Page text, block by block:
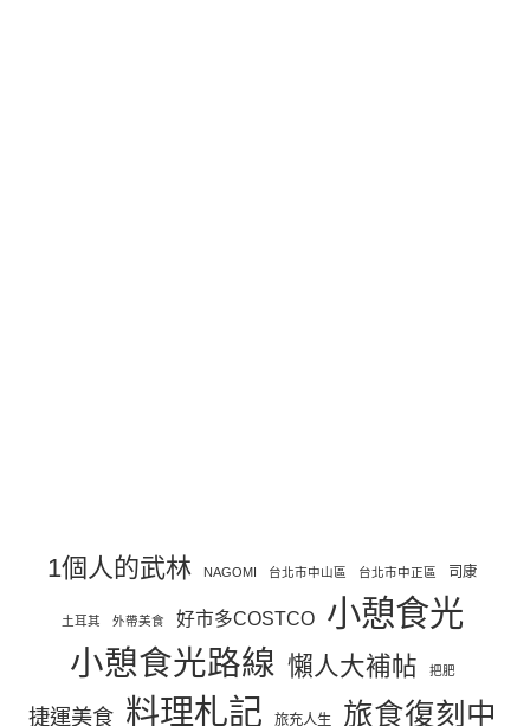
1個人的武林 NAGOMI 台北市中山區 台北市中正區 司康
土耳其 外帶美食 好市多COSTCO 小憩食光
小憩食光路線 懶人大補帖 把肥
捷運美食 料理札記 旅充人生 旅食復刻中